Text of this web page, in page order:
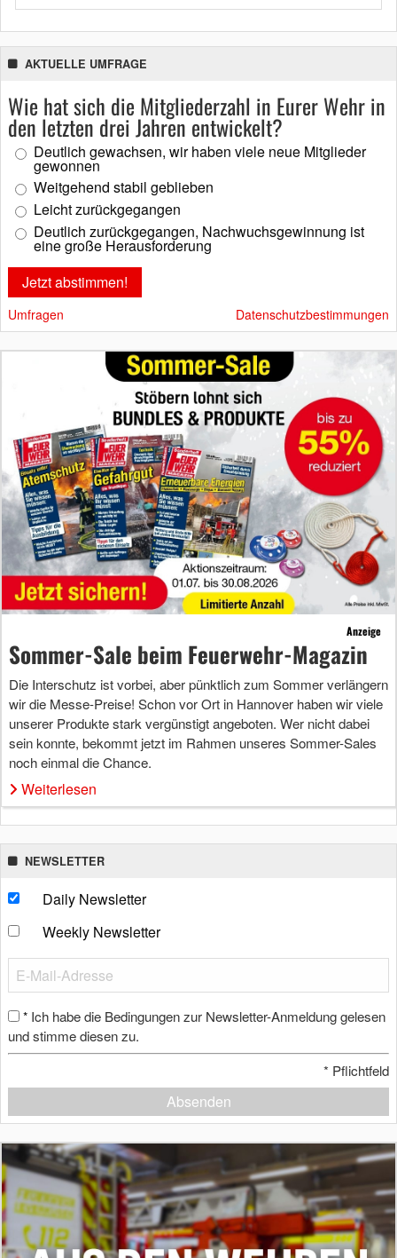
AKTUELLE UMFRAGE
Wie hat sich die Mitgliederzahl in Eurer Wehr in
den letzten drei Jahren entwickelt?
Deutlich gewachsen, wir haben viele neue Mitglieder
gewonnen
Weitgehend stabil geblieben
Leicht zurückgegangen
Deutlich zurückgegangen, Nachwuchsgewinnung ist
eine große Herausforderung
Umfragen Datenschutzbestimmungen
Anzeige
Sommer-Sale beim Feuerwehr-Magazin
Die Interschutz ist vorbei, aber pünktlich zum Sommer verlängern
wir die Messe-Preise! Schon vor Ort in Hannover haben wir viele
unserer Produkte stark vergünstigt angeboten. Wer nicht dabei
sein konnte, bekommt jetzt im Rahmen unseres Sommer-Sales
noch einmal die Chance.
Weiterlesen
NEWSLETTER
Daily Newsletter
Weekly Newsletter
* Ich habe die Bedingungen zur Newsletter-Anmeldung gelesen
und stimme diesen zu.
* Pflichtfeld
Absenden